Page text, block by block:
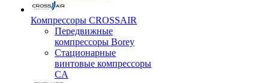
Компрессоры CROSSAIR
Передвижные
компрессоры Borey
Стационарные
винтовые компрессоры
CA